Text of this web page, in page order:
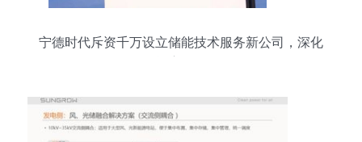
宁德时代斥资千万设立储能技术服务新公司，深化